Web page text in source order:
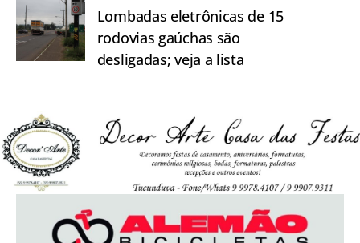
Lombadas eletrônicas de 15
rodovias gaúchas são
desligadas; veja a lista